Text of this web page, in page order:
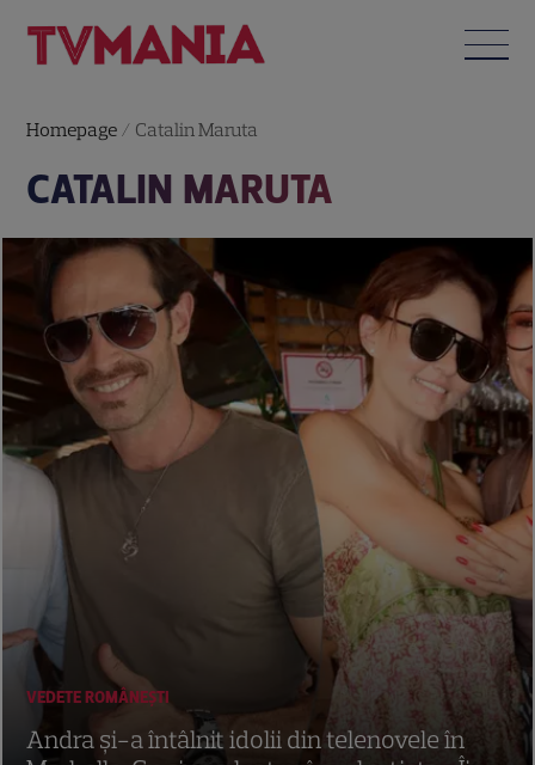
Homepage / Catalin Maruta
CATALIN MARUTA
VEDETE ROMÂNEŞTI
Andra și-a întâlnit idolii din telenovele în